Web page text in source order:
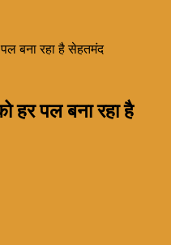
बना रहा है सेहतमंद
हर पल बना रहा है